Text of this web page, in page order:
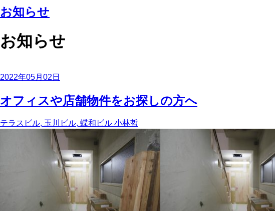
お知らせ
お知らせ
2022年05月02日
オフィスや店舗物件をお探しの方へ
テラスビル, 玉川ビル, 蝶和ビル 小林哲